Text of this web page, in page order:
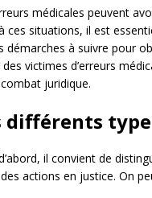
médicales peuvent
ces situations, il est
démarches à suivre pour
victimes d’erreurs
juridique.
différents
il convient de
actions en justice. On